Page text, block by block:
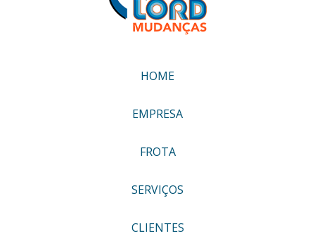
HOME
EMPRESA
FROTA
SERVIÇOS
CLIENTES